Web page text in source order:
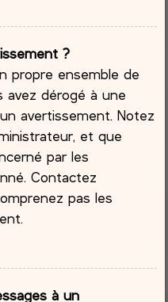
?
propre ensemble de
avez dérogé à une
avertissement. Notez
et que
par les
Contactez
pas les
à un